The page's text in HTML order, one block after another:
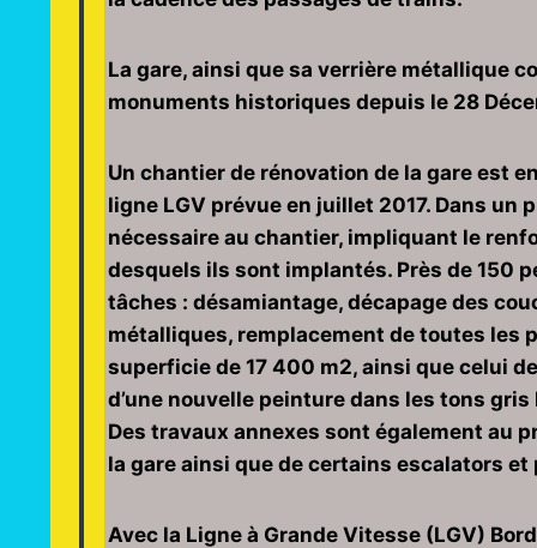
La gare, ainsi que sa verrière métallique
monuments historiques depuis le 28
Un chantier de rénovation de la gare est
ligne LGV prévue en juillet 2017. Dans un
nécessaire au chantier, impliquant le
desquels ils sont implantés. Près de 150
tâches : désamiantage, décapage des
métalliques, remplacement de toutes les
superficie de 17 400 m2, ainsi que celui
d’une nouvelle peinture dans les tons
Des travaux annexes sont également au
la gare ainsi que de certains escalators
Avec la Ligne à Grande Vitesse (LGV)